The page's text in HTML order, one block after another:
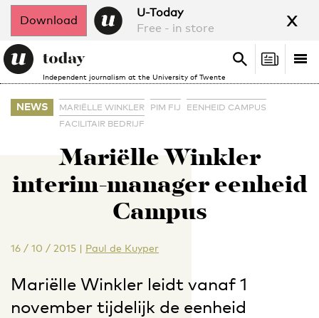
Download
U-Today
Free - in store
x
Independent journalism at the University of Twente
Search
Search
NEWS MARIËLLE WINKLER PIM FIJ
EENHEID CAMPUS
FACILITAIR BEDRIJF
Mariëlle Winkler
interim-manager eenheid
Campus
16 / 10 / 2015 | Paul de Kuyper
Mariëlle Winkler leidt vanaf 1
november tijdelijk de eenheid